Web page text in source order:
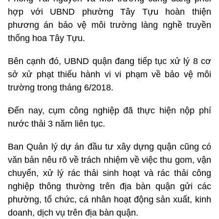
hợp với UBND phường Tây Tựu hoàn thiện
phương án bảo vệ môi trường làng nghề truyền
thống hoa Tây Tựu.
Bên cạnh đó, UBND quận đang tiếp tục xử lý 8 cơ
sở xử phạt thiếu hành vi vi phạm về bảo vệ môi
trường trong tháng 6/2018.
Đến nay, cụm công nghiệp đã thực hiện nộp phí
nước thải 3 năm liên tục.
Ban Quản lý dự án đầu tư xây dựng quận cũng có
văn bản nêu rõ về trách nhiệm về việc thu gom, vận
chuyển, xử lý rác thải sinh hoạt và rác thải công
nghiệp thông thường trên địa bàn quận gửi các
phường, tổ chức, cá nhân hoạt động sản xuất, kinh
doanh, dịch vụ trên địa bàn quận.